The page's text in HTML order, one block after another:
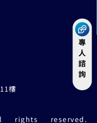
樓
reserved.